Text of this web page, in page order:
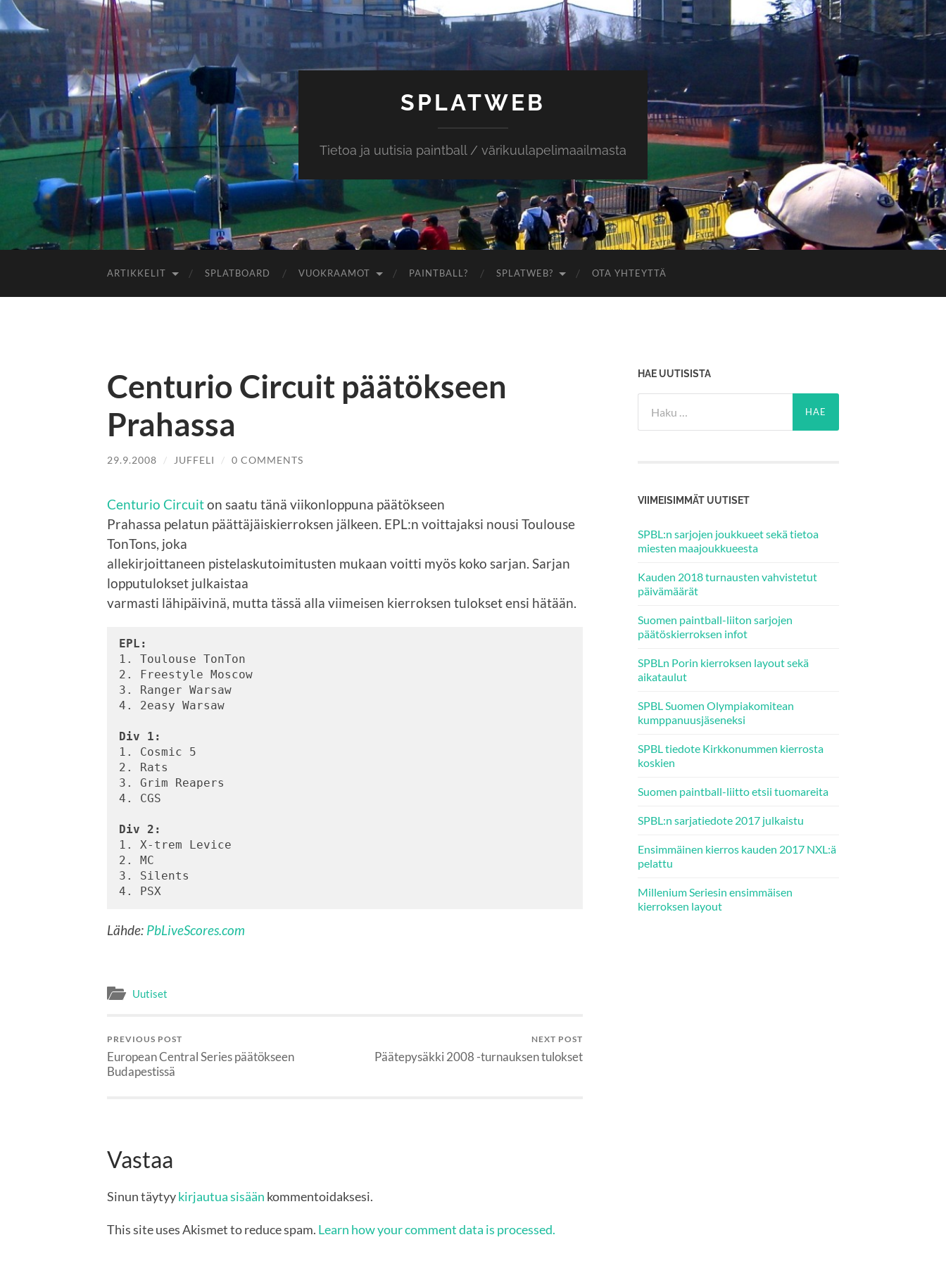
SPLATWEB
Tietoa ja uutisia paintball / värikuulapelimaailmasta
ARTIKKELIT SPLATBOARD VUOKRAAMOT PAINTBALL? SPLATWEB? OTA YHTEYTTÄ
Centurio Circuit päätökseen
Prahassa
29.9.2008 / JUFFELI / 0 COMMENTS
Centurio Circuiton saatu tänä viikonloppuna päätökseen
Prahassa pelatun päättäjäiskierroksen jälkeen. EPL:n voittajaksi nousi Toulouse
TonTons, joka
allekirjoittaneen pistelaskutoimitusten mukaan voitti myös koko sarjan. Sarjan
lopputulokset julkaistaa
varmasti lähipäivinä, mutta tässä alla viimeisen kierroksen tulokset ensi hätään.
EPL:
1. Toulouse TonTon
2. Freestyle Moscow
3. Ranger Warsaw
4. 2easy Warsaw
Div 1:
1. Cosmic 5
2. Rats
3. Grim Reapers
4. CGS
Div 2:
1. X-trem Levice
2. MC
3. Silents
4. PSX
Lähde: PbLiveScores.com
Uutiset
PREVIOUS POST
European Central Series päätökseen
Budapestissä
NEXT POST
Päätepysäkki 2008 -turnauksen tulokset
Vastaa
Sinun täytyykirjautua sisään kommentoidaksesi.
This site uses Akismet to reduce spam. Learn how your comment data is processed.
HAE UUTISISTA
VIIMEISIMMÄT UUTISET
SPBL:n sarjojen joukkueet sekä tietoa
miesten maajoukkueesta
Kauden 2018 turnausten vahvistetut
päivämäärät
Suomen paintball-liiton sarjojen
päätöskierroksen infot
SPBLn Porin kierroksen layout sekä
aikataulut
SPBL Suomen Olympiakomitean
kumppanuusjäseneksi
SPBL tiedote Kirkkonummen kierrosta
koskien
Suomen paintball-liitto etsii tuomareita
SPBL:n sarjatiedote 2017 julkaistu
Ensimmäinen kierros kauden 2017 NXL:ä
pelattu
Millenium Seriesin ensimmäisen
kierroksen layout